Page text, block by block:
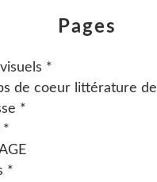
Pages
*
de coeur littérature de
*
*
*